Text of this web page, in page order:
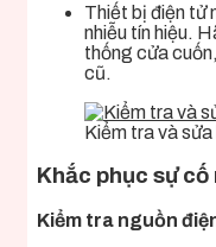
Thiết bị điện tử
nhiễu tín hiệu.
thống cửa
cũ.
Kiểm tra và
Khắc phục sự
Kiểm tra nguồn